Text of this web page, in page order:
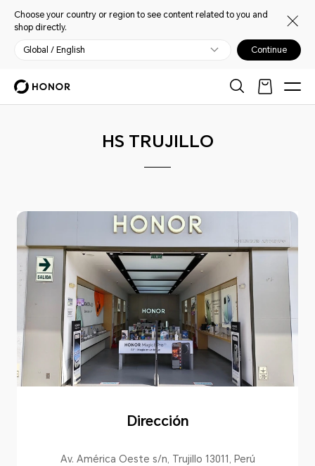
Choose your country or region to see content related to you and
shop directly.
Global / English Continue
HS TRUJILLO
Dirección
Av. América Oeste s/n, Trujillo 13011, Perú